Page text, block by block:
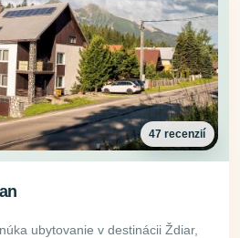
47 recenzií
ubytovanie v destinácii Ždiar,